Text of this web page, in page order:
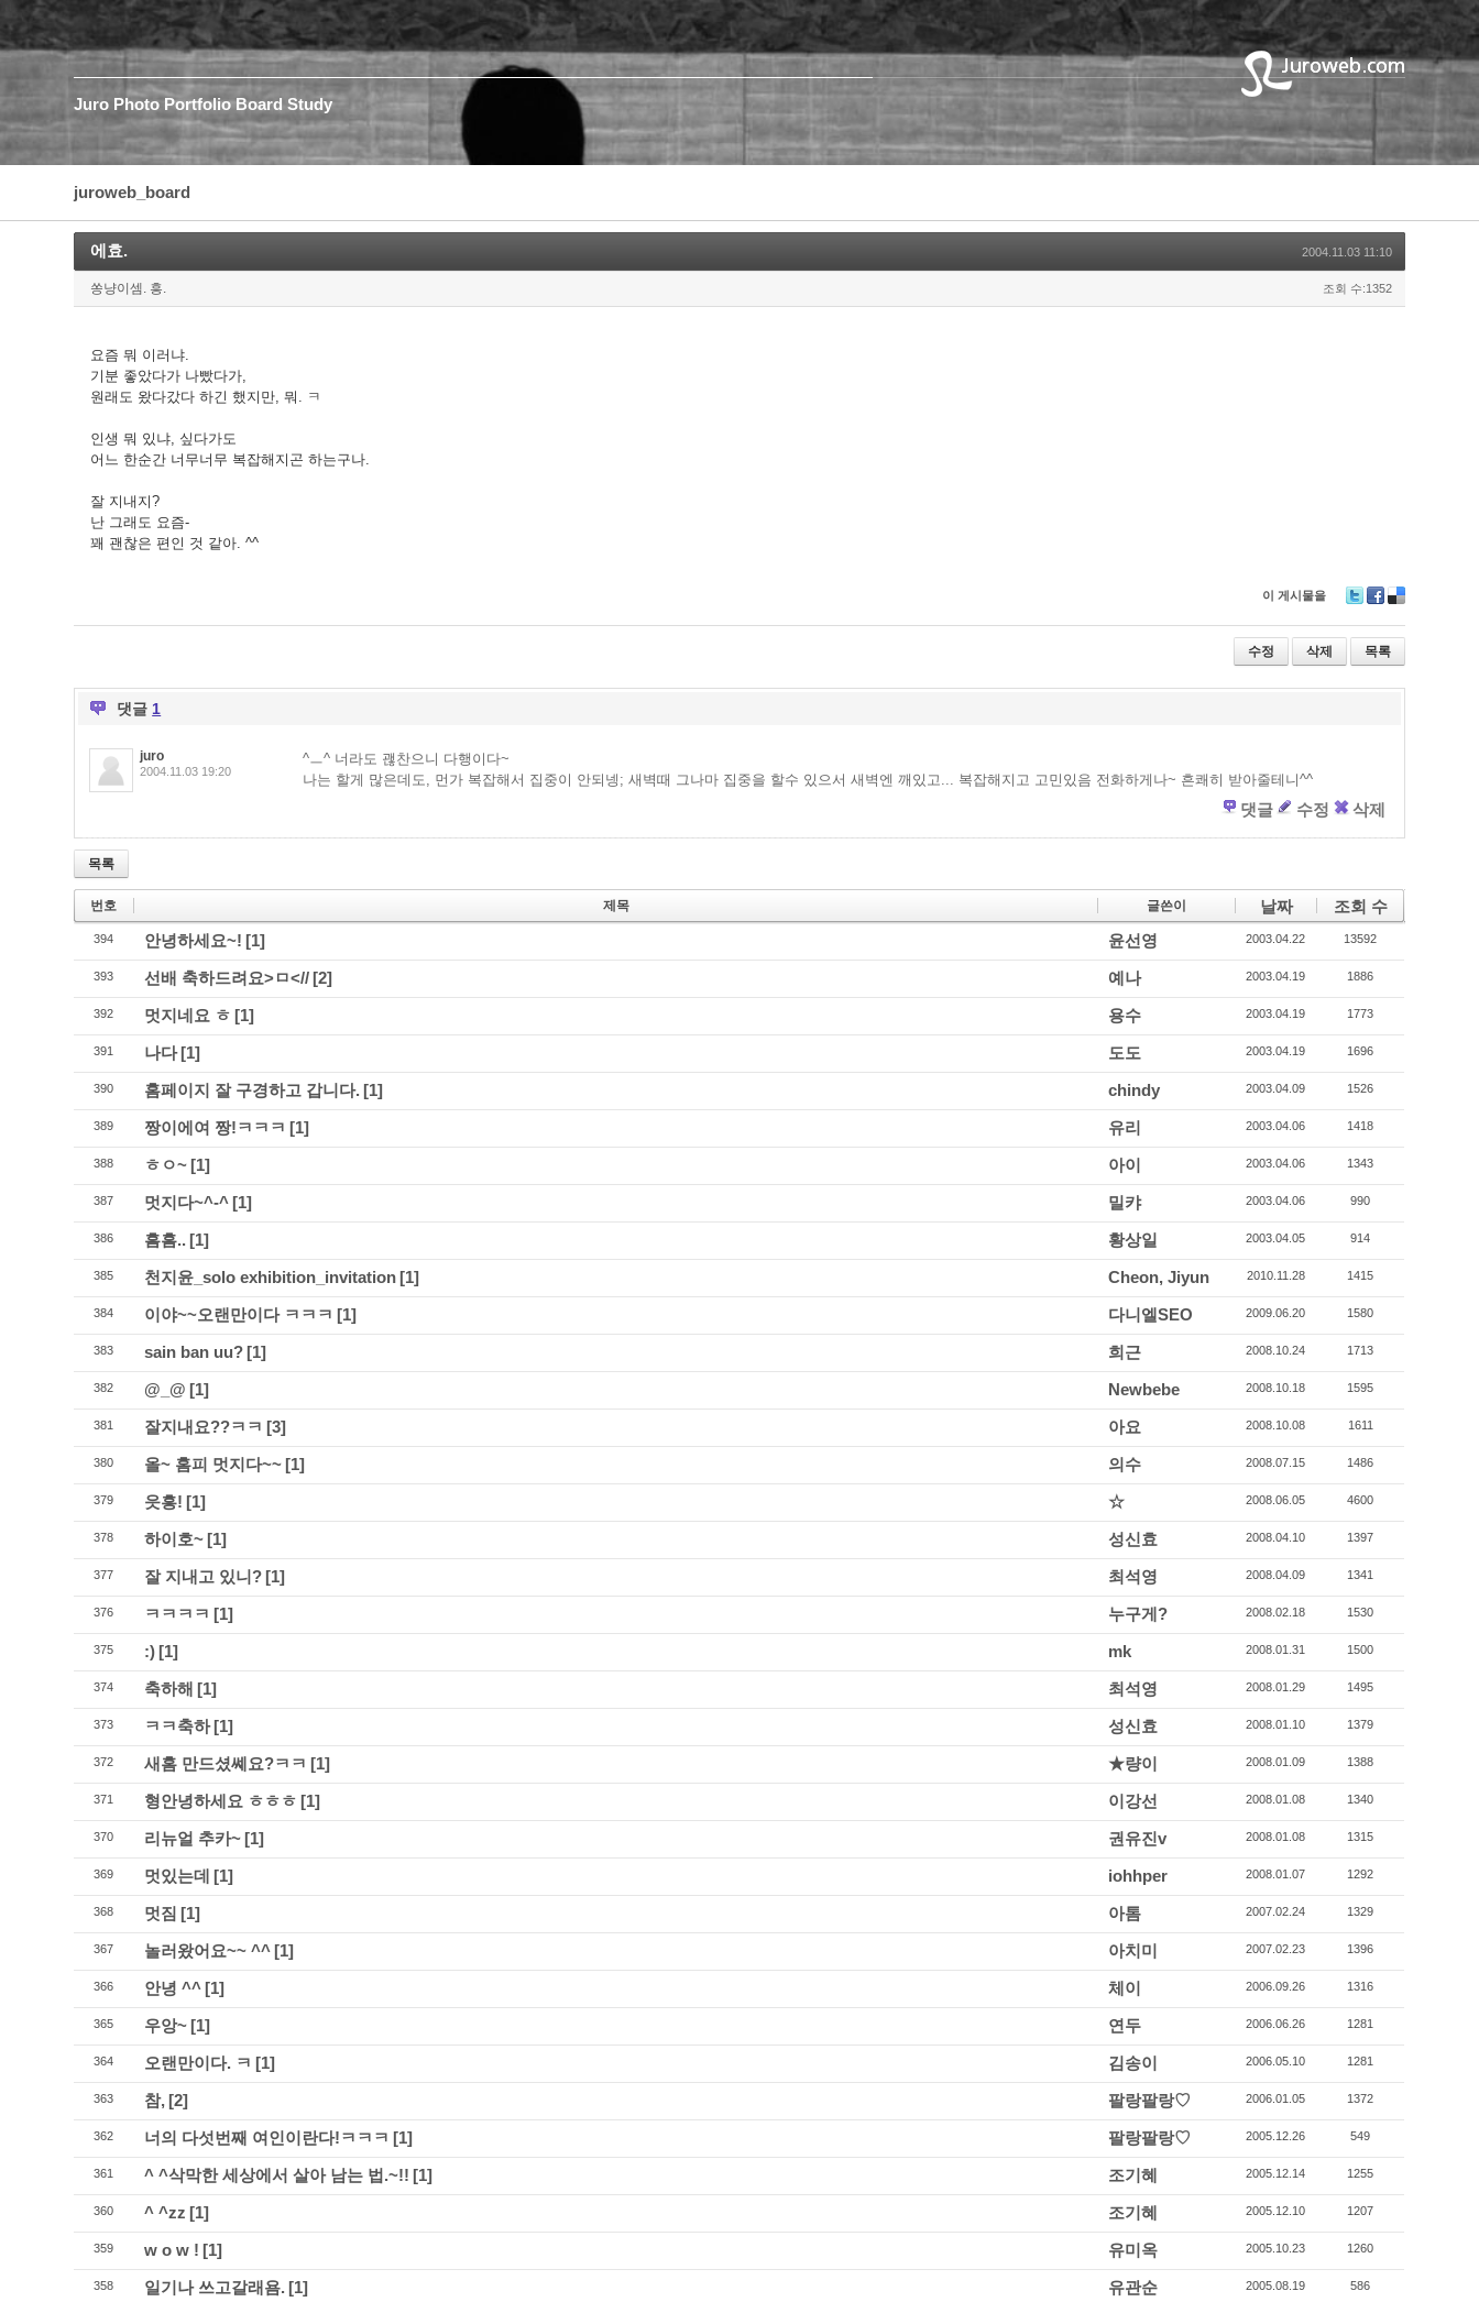
Juro Photo Portfolio Board Study
juroweb_board
에효. 2004.11.03 11:10
쏭냥이셈. 흥. 조회 수:1352
요즘 뭐 이러냐.
기분 좋았다가 나빴다가,
원래도 왔다갔다 하긴 했지만, 뭐. ㅋ
인생 뭐 있냐, 싶다가도
어느 한순간 너무너무 복잡해지곤 하는구나.
잘 지내지?
난 그래도 요즘-
꽤 괜찮은 편인 것 같아. ^^
이 게시물을
wi
er
ac
e
b
eli
ci
o
수정 삭제 목록
댓글 1
juro
2004.11.03 19:20
^ㅡ^ 너라도 괞찬으니 다행이다~
나는 할게 많은데도, 먼가 복잡해서 집중이 안되넹; 새벽때 그나마 집중을 할수 있으서 새벽엔 깨있고... 복잡해지고 고민있음 전화하게나~ 흔쾌히 받아줄테니^^
댓글 수정 삭제
목록
번호 제목 글쓴이 날짜 조회 수
394 안녕하세요~! [1] 윤선영 2003.04.22 13592
393 선배 축하드려요>ㅁ<//[2] 예나 2003.04.19 1886
392 멋지네요 ㅎ [1] 용수 2003.04.19 1773
391 나다[1] 도도 2003.04.19 1696
390 홈페이지 잘 구경하고 갑니다.[1] chindy 2003.04.09 1526
389 짱이에여 짱!ㅋㅋㅋ [1] 유리 2003.04.06 1418
388 ㅎㅇ~[1] 아이 2003.04.06 1343
387 멋지다~^-^[1] 밀캬 2003.04.06 990
386 흠흠..[1] 황상일 2003.04.05 914
385 천지윤_solo exhibition_invitation[1] Cheon, Jiyun 2010.11.28 1415
384 이야~~오랜만이다 ㅋㅋㅋ [1] 다니엘SEO 2009.06.20 1580
383 sain ban uu?[1] 희근 2008.10.24 1713
382 @_@ [1] Newbebe 2008.10.18 1595
381 잘지내요??ㅋㅋ [3] 아요 2008.10.08 1611
380 올~ 홈피 멋지다~~[1] 의수 2008.07.15 1486
379 읏흥! [1] ☆ 2008.06.05 4600
378 하이호~[1] 성신효 2008.04.10 1397
377 잘 지내고 있니?[1] 최석영 2008.04.09 1341
376 ㅋㅋㅋㅋ [1] 누구게? 2008.02.18 1530
375 :)[1] mk 2008.01.31 1500
374 축하해 [1] 최석영 2008.01.29 1495
373 ㅋㅋ축하[1] 성신효 2008.01.10 1379
372 새홈 만드셨쎼요?ㅋㅋ [1] ★량이 2008.01.09 1388
371 형안녕하세요 ㅎㅎㅎ [1] 이강선 2008.01.08 1340
370 리뉴얼 추카~[1] 권유진v 2008.01.08 1315
369 멋있는데 [1] iohhper 2008.01.07 1292
368 멋짐 [1] 아톰 2007.02.24 1329
367 놀러왔어요~~ ^^[1] 아치미 2007.02.23 1396
366 안녕 ^^[1] 체이 2006.09.26 1316
365 우앙~[1] 연두 2006.06.26 1281
364 오랜만이다. ㅋ [1] 김송이 2006.05.10 1281
363 참,[2] 팔랑팔랑♡ 2006.01.05 1372
362 너의 다섯번째 여인이란다!ㅋㅋㅋ [1] 팔랑팔랑♡ 2005.12.26 549
361 ^ ^삭막한 세상에서 살아 남는 법.~!! [1] 조기혜 2005.12.14 1255
360 ^ ^zz [1] 조기혜 2005.12.10 1207
359 w o w ! [1] 유미옥 2005.10.23 1260
358 일기나 쓰고갈래욤.[1] 유관순 2005.08.19 586